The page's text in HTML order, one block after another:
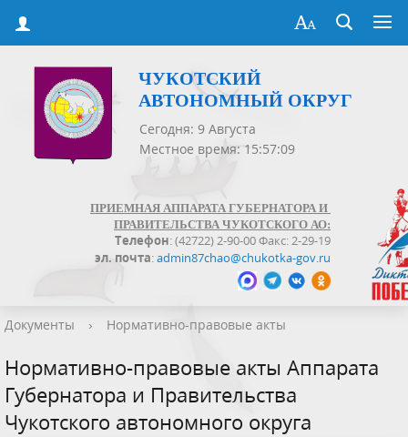
ЧУКОТСКИЙ
АВТОНОМНЫЙ ОКРУГ
Сегодня: 9 Августа
Местное время: 15:57:09
ПРИЕМНАЯ АППАРАТА ГУБЕРНАТОРА И
ПРАВИТЕЛЬСТВА ЧУКОТСКОГО АО:
Телефон: (42722) 2-90-00 Факс: 2-29-19
эл. почта:admin87chao@chukotka-gov.ru
Документы › Нормативно-правовые акты
Нормативно-правовые акты Аппарата
Губернатора и Правительства
Чукотского автономного округа